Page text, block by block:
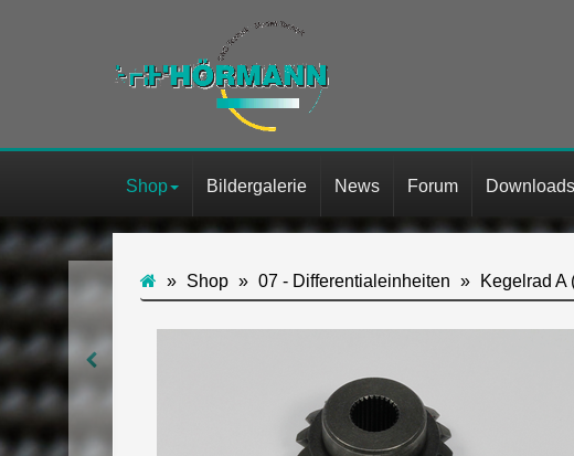
Shop Bildergalerie News Forum Downloads
Shop 07 - Differentialeinheiten Kegelrad A